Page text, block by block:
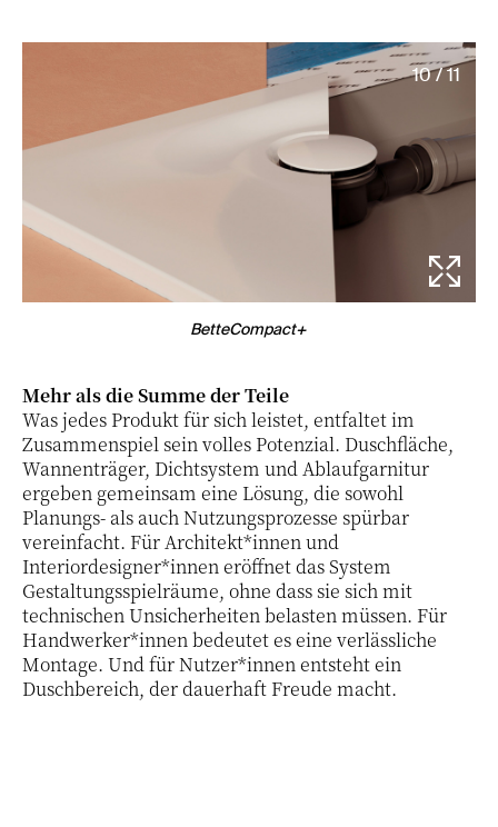
10 / 11
BetteCompact+
Mehr als die Summe der Teile
Was jedes Produkt für sich leistet, entfaltet im
Zusammenspiel sein volles Potenzial. Duschfläche,
Wannenträger, Dichtsystem und Ablaufgarnitur
ergeben gemeinsam eine Lösung, die sowohl
Planungs- als auch Nutzungsprozesse spürbar
vereinfacht. Für Architekt*innen und
Interiordesigner*innen eröffnet das System
Gestaltungsspielräume, ohne dass sie sich mit
technischen Unsicherheiten belasten müssen. Für
Handwerker*innen bedeutet es eine verlässliche
Montage. Und für Nutzer*innen entsteht ein
Duschbereich, der dauerhaft Freude macht.